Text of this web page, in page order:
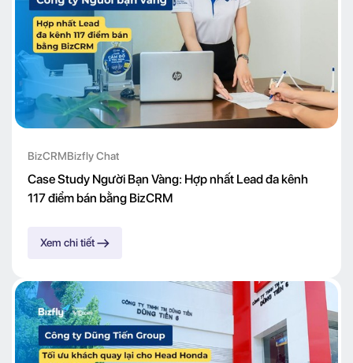
BizCRMBizfly Chat
Case Study Người Bạn Vàng: Hợp nhất Lead đa kênh
117 điểm bán bằng BizCRM
Xem chi tiết